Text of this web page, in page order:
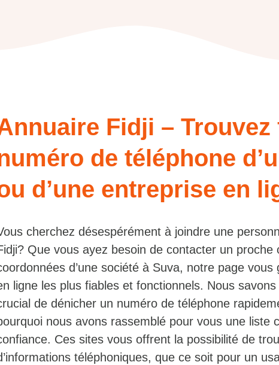
Fidji –
de téléphone
d’une entreprise en
cherchez désespérément à joindre une
Que vous ayez besoin de contacter un proche
d’une société à Suva, notre page
ligne les plus fiables et fonctionnels. Nous
de dénicher un numéro de téléphone
nous avons rassemblé pour vous une liste
Ces sites vous offrent la possibilité de
téléphoniques, que ce soit pour un